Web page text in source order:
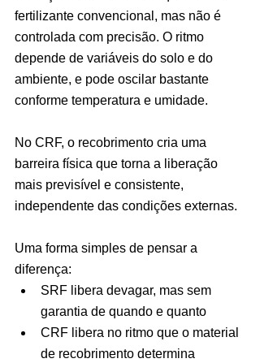
fertilizante convencional, mas não é
controlada com precisão. O ritmo
depende de variáveis do solo e do
ambiente, e pode oscilar bastante
conforme temperatura e umidade.
No CRF, o recobrimento cria uma
barreira física que torna a liberação
mais previsível e consistente,
independente das condições externas.
Uma forma simples de pensar a
diferença:
SRF libera devagar, mas sem
garantia de quando e quanto
CRF libera no ritmo que o material
de recobrimento determina